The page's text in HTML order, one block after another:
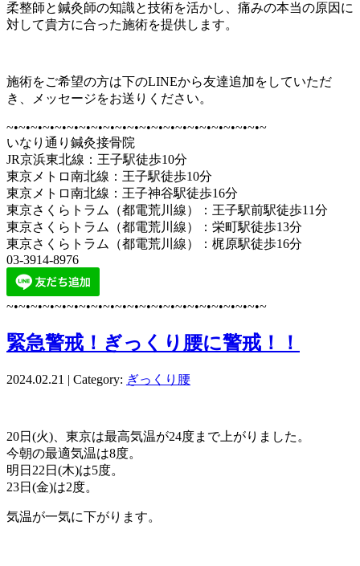
柔整師と鍼灸師の知識と技術を活かし、痛みの本当の原因に
対して貴方に合った施術を提供します。
施術をご希望の方は下のLINEから友達追加をしていただ
き、メッセージをお送りください。
~•~•~•~•~•~•~•~•~•~•~•~•~•~•~•~•~•~•~•~•~•~
いなり通り鍼灸接骨院
JR京浜東北線：王子駅徒歩10分
東京メトロ南北線：王子駅徒歩10分
東京メトロ南北線：王子神谷駅徒歩16分
東京さくらトラム（都電荒川線）：王子駅前駅徒歩11分
東京さくらトラム（都電荒川線）：栄町駅徒歩13分
東京さくらトラム（都電荒川線）：梶原駅徒歩16分
03-3914-8976
~•~•~•~•~•~•~•~•~•~•~•~•~•~•~•~•~•~•~•~•~•~
緊急警戒！ぎっくり腰に警戒！！
2024.02.21 | Category: ぎっくり腰
20日(火)、東京は最高気温が24度まで上がりました。
今朝の最適気温は8度。
明日22日(木)は5度。
23日(金)は2度。
気温が一気に下がります。